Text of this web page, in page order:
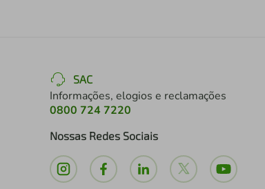
SAC
Informações, elogios e reclamações
0800 724 7220
Nossas Redes Sociais